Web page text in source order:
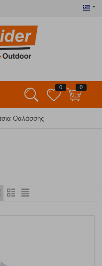
0 0
Θαλάσσης